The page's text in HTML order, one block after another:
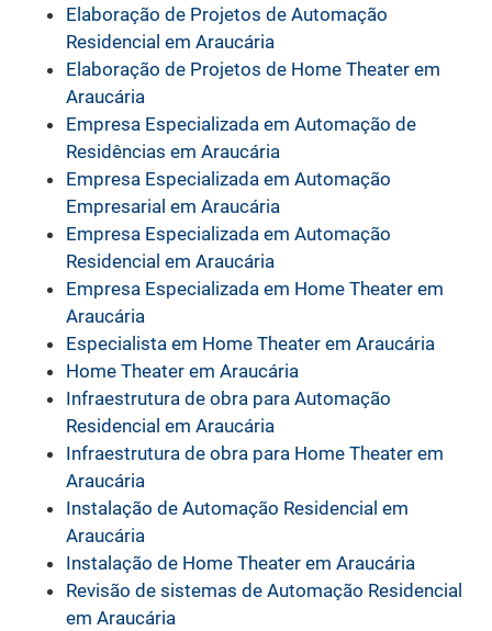
Elaboração de Projetos de Automação
Residencial em Araucária
Elaboração de Projetos de Home Theater em
Araucária
Empresa Especializada em Automação de
Residências em Araucária
Empresa Especializada em Automação
Empresarial em Araucária
Empresa Especializada em Automação
Residencial em Araucária
Empresa Especializada em Home Theater em
Araucária
Especialista em Home Theater em Araucária
Home Theater em Araucária
Infraestrutura de obra para Automação
Residencial em Araucária
Infraestrutura de obra para Home Theater em
Araucária
Instalação de Automação Residencial em
Araucária
Instalação de Home Theater em Araucária
Revisão de sistemas de Automação Residencial
em Araucária